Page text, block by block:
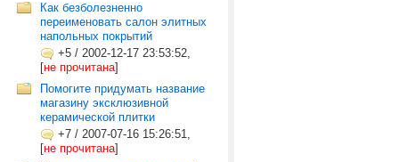
Как безболезненно
переименовать салон элитных
напольных покрытий
+5 / 2002-12-17 23:53:52,
[не прочитана]
Помогите придумать название
магазину эксклюзивной
керамической плитки
+7 / 2007-07-16 15:26:51,
[не прочитана]